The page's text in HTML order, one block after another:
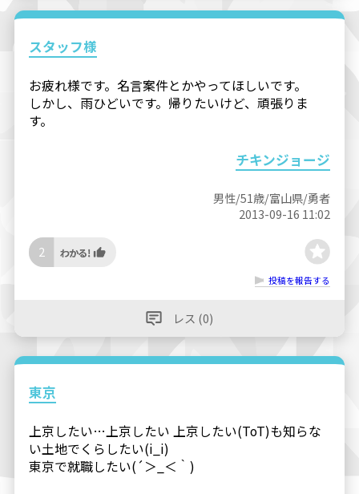
スタッフ様
お疲れ様です。名言案件とかやってほしいです。
しかし、雨ひどいです。帰りたいけど、頑張りま
す。
チキンジョージ
男性/51歳/富山県/勇者
2013-09-16 11:02
2
投稿を報告する
レス (0)
東京
上京したい…上京したい 上京したい(ToT)も知らな
い土地でくらしたい(i_i)
東京で就職したい(´＞_＜｀)